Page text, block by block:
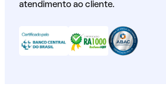
atendimento ao cliente.